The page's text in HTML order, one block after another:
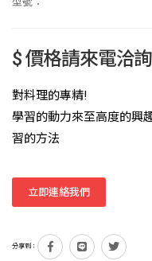
$ 價格請來電洽詢
對料理的專精!
學習的動力來至高度的興
習的方法
立即連絡我們
分享到：